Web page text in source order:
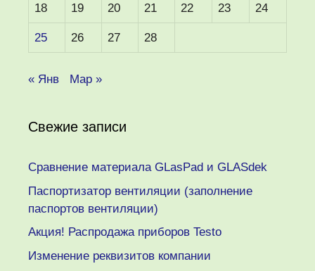
18 19 20 21 22 23 24
25 26 27 28
« Янв Мар »
Свежие записи
Сравнение материала GLasPad и GLASdek
Паспортизатор вентиляции (заполнение
паспортов вентиляции)
Акция! Распродажа приборов Testo
Изменение реквизитов компании